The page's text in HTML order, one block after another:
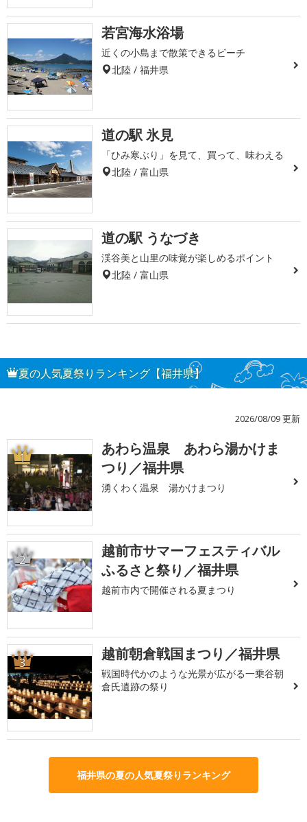
若宮海水浴場
近くの小島まで散策できるビーチ
北陸 / 福井県
道の駅 氷見
「ひみ寒ぶり」を見て、買って、味わえる
北陸 / 富山県
道の駅 うなづき
渓谷美と山里の味覚が楽しめるポイント
北陸 / 富山県
夏の人気夏祭りランキング【福井県】
2026/08/09 更新
1
あわら温泉 あわら湯かけま
つり／福井県
湧くわく温泉 湯かけまつり
2
越前市サマーフェスティバル
ふるさと祭り／福井県
越前市内で開催される夏まつり
3 越前朝倉戦国まつり／福井県
戦国時代かのような光景が広がる一乗谷朝
倉氏遺跡の祭り
福井県の夏の人気夏祭りランキング